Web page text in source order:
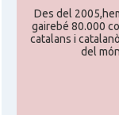
Casal
Casal
Des del
gairebé 80.000
catalans i
del